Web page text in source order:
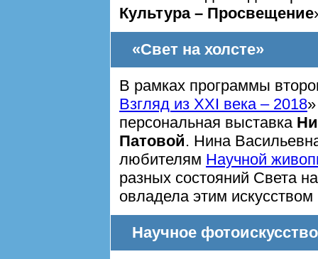
Культура – Просвещение
«Свет на холсте»
В рамках программы
Взгляд из XXI века – 2018
персональная выставка
Патовой. Нина
любителям Научной
разных состояний Света
овладела этим искусством
Научное